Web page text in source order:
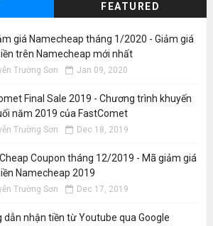
FEATURED
giá Namecheap tháng 1/2020 - Giảm giá
trên Namecheap mới nhất
Trường Sơn Jan 09, 2020
Final Sale 2019 - Chương trình khuyến
năm 2019 của FastComet
Trường Sơn Dec 18, 2019
Coupon tháng 12/2019 - Mã giảm giá
Namecheap 2019
Trường Sơn Dec 17, 2019
dẫn nhận tiền từ Youtube qua Google